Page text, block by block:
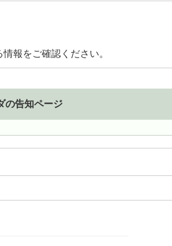
報をご確認ください。
の告知ページ